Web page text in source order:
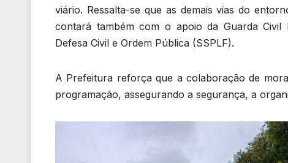
viário. Ressalta-se que as demais vias do
contará também com o apoio da Guarda Civil
Defesa Civil e Ordem Pública (SSPLF).
A Prefeitura reforça que a colaboração de
programação, assegurando a segurança, a